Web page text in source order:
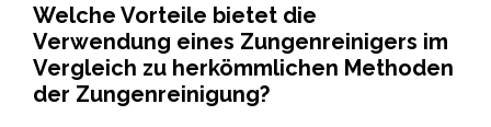
Welche Vorteile bietet die
Verwendung eines Zungenreinigers im
Vergleich zu herkömmlichen Methoden
der Zungenreinigung?